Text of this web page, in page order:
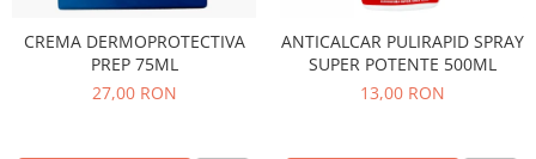
CREMA DERMOPROTECTIVA
PREP 75ML
27,00 RON
ANTICALCAR PULIRAPID SPRAY
SUPER POTENTE 500ML
13,00 RON